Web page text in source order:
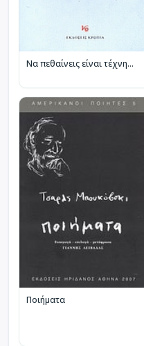
Να πεθαίνεις είναι τέχνη...
Ποιήματα